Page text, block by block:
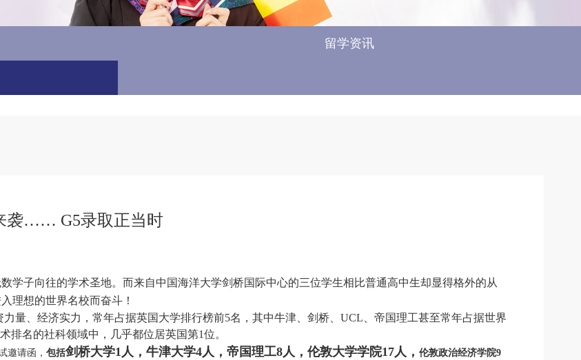
留学资讯
袭…… G5录取正当时
学子向往的学术圣地。而来自中国海洋大学剑桥国际中心的三位学生相比普通高中生却显得格外的从
理想的世界名校而奋斗！
量、经济实力，常年占据英国大学排行榜前5名，其中牛津、剑桥、UCL、帝国理工甚至常年占据世界
排名的社科领域中，几乎都位居英国第1位。
邀请函，包括剑桥大学1人，牛津大学4人，帝国理工8人，伦敦大学学院17人，伦敦政治经济学院9